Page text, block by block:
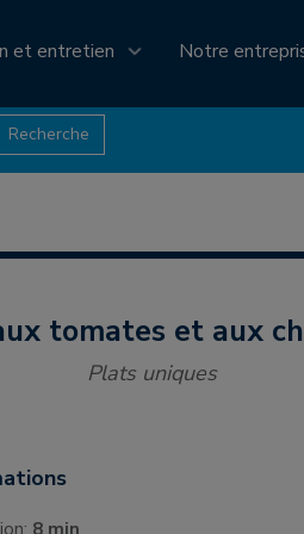
et entretien Notre
tomates et aux
Plats uniques
8 min